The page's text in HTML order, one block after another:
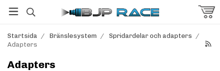
Startsida / Bränslesystem / Spridardelar och adapters /
Adapters
Adapters